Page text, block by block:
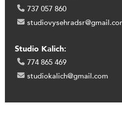
737 057 860
Studio Kalich:
774 865 469
studiokalich@gmail.com